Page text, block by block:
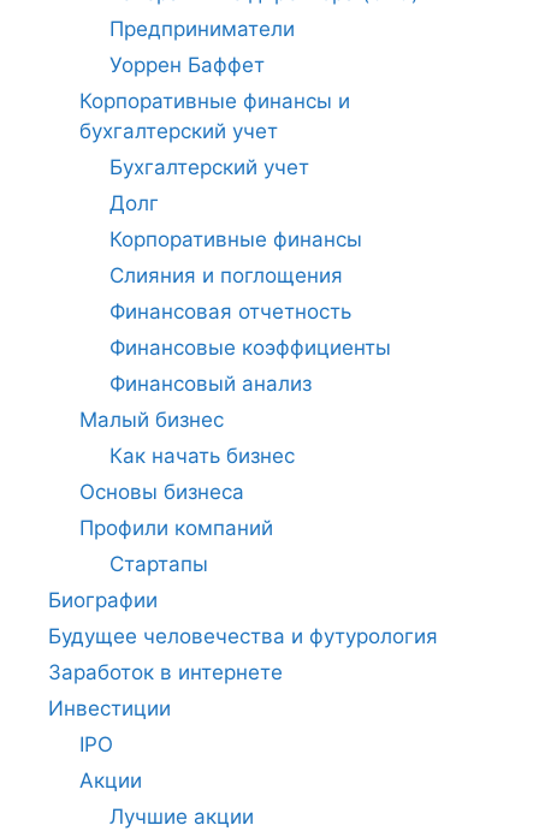
Предприниматели
Уоррен Баффет
Корпоративные финансы и
бухгалтерский учет
Бухгалтерский учет
Долг
Корпоративные финансы
Слияния и поглощения
Финансовая отчетность
Финансовые коэффициенты
Финансовый анализ
Малый бизнес
Как начать бизнес
Основы бизнеса
Профили компаний
Стартапы
Биографии
Будущее человечества и футурология
Заработок в интернете
Инвестиции
IPO
Акции
Лучшие акции